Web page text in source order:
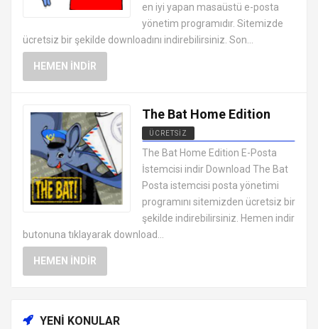
en iyi yapan masaüstü e-posta
yönetim programıdır. Sitemizde
ücretsiz bir şekilde downloadını indirebilirsiniz. Son...
HEMEN İNDIR
The Bat Home Edition
ÜCRETSIZ
MESAJLAŞMA SOHBET
PROGRAMLARI
The Bat Home Edition E-Posta
İstemcisi indir Download The Bat
Posta istemcisi posta yönetimi
programını sitemizden ücretsiz bir
şekilde indirebilirsiniz. Hemen indir
butonuna tıklayarak download...
HEMEN İNDIR
YENI KONULAR